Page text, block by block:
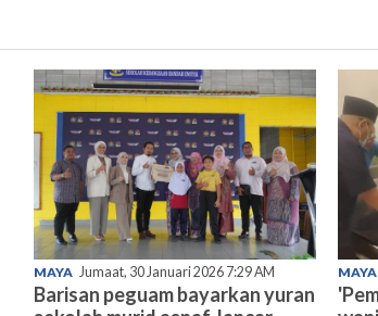
MAYA Jumaat, 30 Januari 2026 7:29 AM
Barisan peguam bayarkan yuran
MAYA